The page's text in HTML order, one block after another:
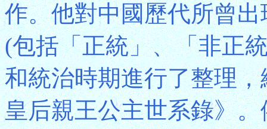
作。他對中國歷代所曾
(包括「正統」、「非正
和統治時期進行了整理
皇后親王公主世系錄》